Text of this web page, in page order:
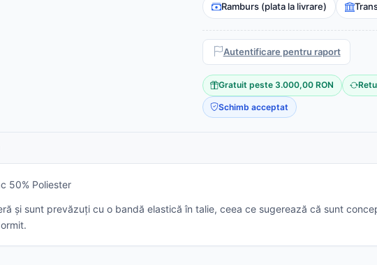
Ramburs (plata la livrare)
Autentificare pentru raport
Gratuit peste 3.000,00 RON
Schimb acceptat
50% Poliester
și sunt prevăzuți cu o bandă elastică în talie, ceea ce sugerează că sunt